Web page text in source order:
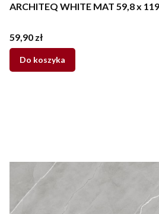
ARCHITEQ WHITE MAT 59,8 x
Cena
59,90 zł
Do koszyka